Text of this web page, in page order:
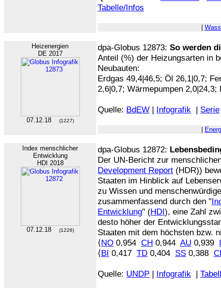
Tabelle/Infos
Heizenergien
DE 2017
07.12.18 (1227)
dpa-Globus 12873: So werden
Anteil (%) der Heizungsarten in
Neubauten:
Erdgas 49,4|46,5; Öl 26,1|0,7;
2,6|0,7; Wärmepumpen
Quelle: BdEW | Infografik | Serie
Index menschlicher
Entwicklung
HDI 2018
07.12.18 (1226)
dpa-Globus 12872:
Der UN-Bericht zur
Development Report (HDR))
Staaten im Hinblick auf
zu Wissen und
zusammenfassend durch den "
Entwicklung" (HDI), eine Zahl
desto höher der
Staaten mit dem höchsten bzw.
⟨NO 0,954 CH 0,944 AU 0,939
⟨BI 0,417 TD 0,404 SS 0,388
Quelle: UNDP | Infografik |